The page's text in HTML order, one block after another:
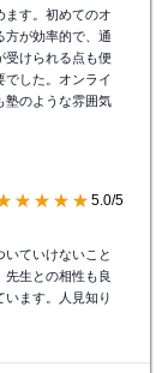
ます。初めてのオ
方が効率的で、通
受けられる点も便
した。オンライ
塾のような雰囲気
5.0/5
ていけないこと
生との相性も良
います。人見知り